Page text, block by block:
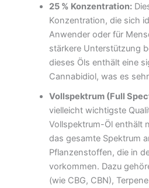
25 % Konzentration:
Konzentration, die sich
Anwender oder für
stärkere Unterstützung
dieses Öls enthält eine
Cannabidiol, was es
Vollspektrum (Full
vielleicht wichtigste
Vollspektrum-Öl enthält
das gesamte Spektrum
Pflanzenstoffen, die in
vorkommen. Dazu
(wie CBG, CBN),